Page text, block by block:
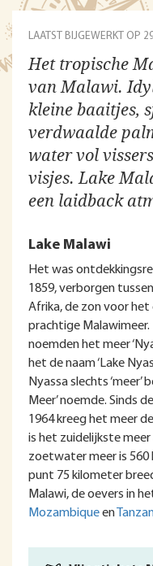
LAATST BIJGEWERKT OP
Het tropische
van Malawi.
kleine baaitjes,
verdwaalde
water vol
visjes. Lake
een laidback
Lake Malawi
Het was
1859, verborgen
Afrika, de zon voor
prachtige Malawimeer.
noemden het meer
het de naam ‘Lake
Nyassa slechts ‘meer’
Meer’ noemde. Sinds
1964 kreeg het meer
is het zuidelijkste
zoetwater meer is
punt 75 kilometer
Malawi, de oevers in
Mozambiqueen